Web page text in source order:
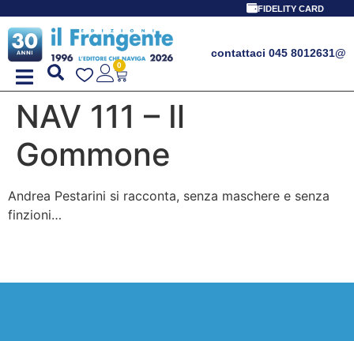
FIDELITY CARD
contattaci 045 8012631@
0
NAV 111 – Il
Gommone
Andrea Pestarini si racconta, senza maschere e senza
finzioni…